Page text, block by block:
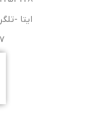
ایتا -